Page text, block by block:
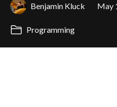
Benjamin Kluck May
Programming